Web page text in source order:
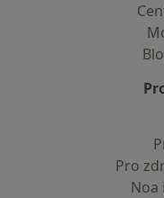
Pro
Noa